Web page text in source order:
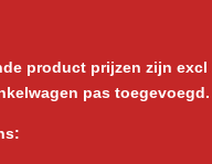
product prijzen zijn excl
pas toegevoegd.